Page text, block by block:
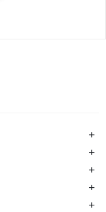
+
+
+
+
+